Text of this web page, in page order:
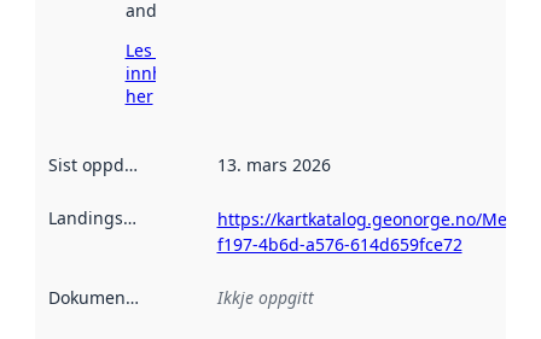
andre stader.
Les meir om
innhenting
her
Sist oppdatert 13. mars 2026
Landingsside
https://kartkatalog.geonorge.no/
f197-4b6d-a576-614d659fce72
Dokumentasjon Ikkje oppgitt